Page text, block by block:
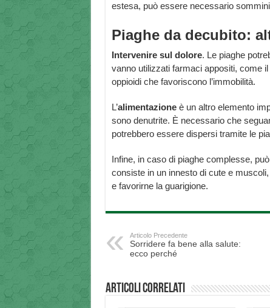
estesa, può essere necessario
Piaghe da decubito:
Intervenire sul dolore. Le piaghe
vanno utilizzati farmaci appositi, come
oppioidi che favoriscono l’immobilità.
L’alimentazioneè un altro elemento
sono denutrite. È necessario che
potrebbero essere dispersi tramite le
Infine, in caso di piaghe complesse,
consiste in un innesto di cute e
e favorirne la guarigione.
Articolo Precedente
Sorridere fa bene alla salute:
ecco perché
Articoli correlati